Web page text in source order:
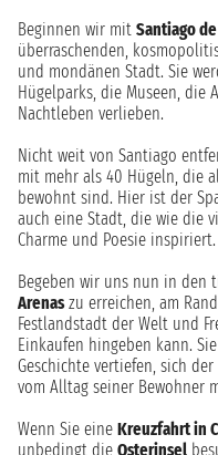
Beginnen wir mit Santiago
überraschenden,
und mondänen Stadt. Sie
Hügelparks, die Museen,
Nachtleben verlieben.
Nicht weit von Santiago
mit mehr als 40 Hügeln, die
bewohnt sind. Hier ist der
auch eine Stadt, die wie die
Charme und Poesie inspiriert.
Begeben wir uns nun in den
Arenaszu erreichen, am
Festlandstadt der Welt und
Einkaufen hingeben kann.
Geschichte vertiefen, sich
vom Alltag seiner Bewohner
Wenn Sie eine Kreuzfahrt in
unbedingt die Osterinsel